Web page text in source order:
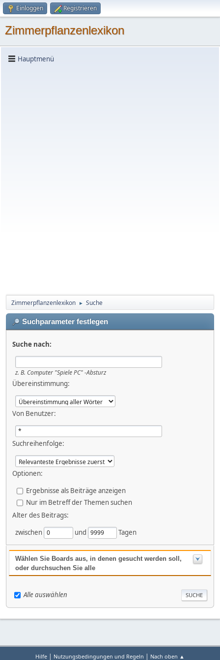
Einloggen Registrieren
Zimmerpflanzenlexikon
Hauptmenü
Zimmerpflanzenlexikon ► Suche
Suchparameter festlegen
Suche nach:
z. B. Computer "Spiele PC" -Absturz
Übereinstimmung:
Von Benutzer:
Suchreihenfolge:
Optionen:
Ergebnisse als Beiträge anzeigen
Nur im Betreff der Themen suchen
Alter des Beitrags:
zwischen
und Tagen
Wählen Sie Boards aus, in denen gesucht werden soll,
oder durchsuchen Sie alle
Alle auswählen
Hilfe | Nutzungsbedingungen und Regeln | Nach oben ▲